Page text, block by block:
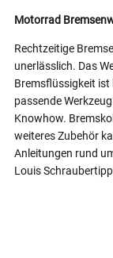
Motorrad
Rechtzeitige
unerlässlich. Das
Bremsflüssigkeit ist
passende
Knowhow.
weiteres Zubehör
Anleitungen rund
Louis